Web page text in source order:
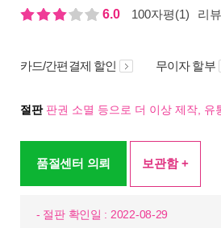
6.0
100자평(1) 리
카드/간편결제 할인 무이자 할부
절판판권 소멸 등으로 더 이상 제작, 유
품절센터 의뢰 보관함 +
- 절판 확인일 : 2022-08-29